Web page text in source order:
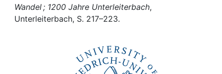
Awards
Wandel ; 1200 Jahre Unterleiterbach,
Unterleiterbach, S. 217–223.